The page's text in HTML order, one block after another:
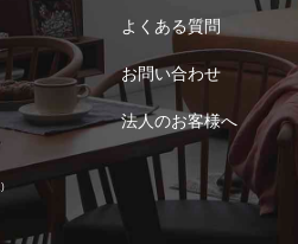
)
よくある質問
お問い合わせ
法人のお客様へ